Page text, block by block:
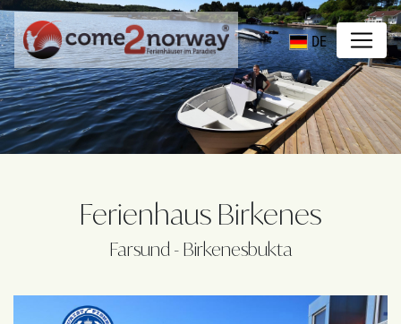
DE
Ferienhaus Birkenes
Farsund - Birkenesbukta